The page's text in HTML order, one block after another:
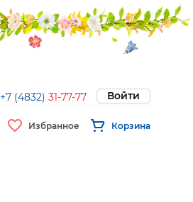
+7 (4832) 31-77-77 Войти
Избранное Корзина